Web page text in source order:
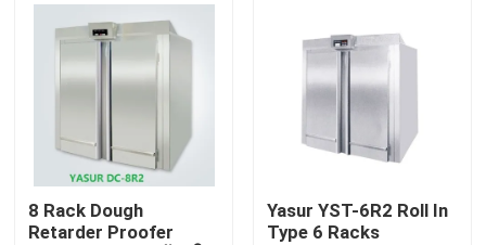
เตาอบชั้นวางเบเกอรี่
Dough Retarder Proofer
เครื่องผสมแป้งเกลียว
8 Rack Dough
Retarder Proofer
Yasur YST-6R2 Roll In
Type 6 Racks